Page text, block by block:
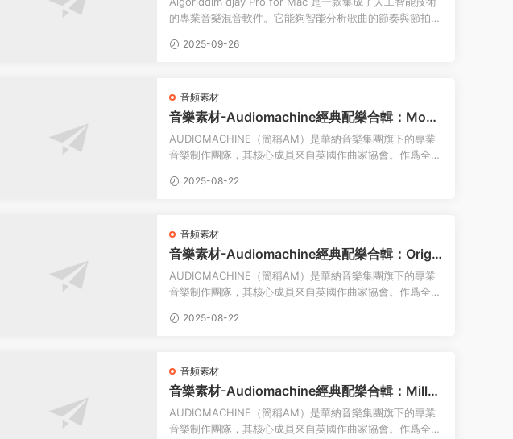
的專業音樂混音軟件。它能夠智能分析歌曲的節奏與節拍，
2025-09-26
音頻素材
音樂素材-Audiomachine經典配樂合輯：Mono
lith
AUDIOMACHINE（簡稱AM）是華納音樂集團旗下的專業
音樂制作團隊，其核心成員來自英國作曲家協會。作爲全球
2025-08-22
音頻素材
音樂素材-Audiomachine經典配樂合輯：Origin
s
AUDIOMACHINE（簡稱AM）是華納音樂集團旗下的專業
音樂制作團隊，其核心成員來自英國作曲家協會。作爲全球
2025-08-22
音頻素材
音樂素材-Audiomachine經典配樂合輯：Millen
nium
AUDIOMACHINE（簡稱AM）是華納音樂集團旗下的專業
音樂制作團隊，其核心成員來自英國作曲家協會。作爲全球